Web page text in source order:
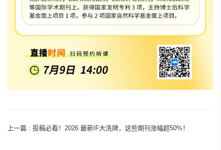
上一篇 : 投稿必看！2026 最新IF大洗牌，这些期刊涨幅超50%！